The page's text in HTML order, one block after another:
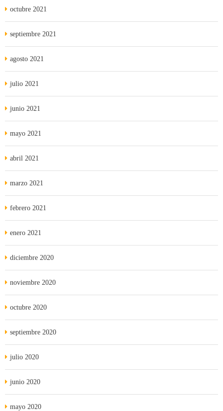
octubre 2021
septiembre 2021
agosto 2021
julio 2021
junio 2021
mayo 2021
abril 2021
marzo 2021
febrero 2021
enero 2021
diciembre 2020
noviembre 2020
octubre 2020
septiembre 2020
julio 2020
junio 2020
mayo 2020